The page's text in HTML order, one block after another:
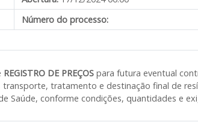
Número do processo:
REGISTRO DE PREÇOS para futura eventual
tratamento e destinação final de
Saúde, conforme condições, quantidades e